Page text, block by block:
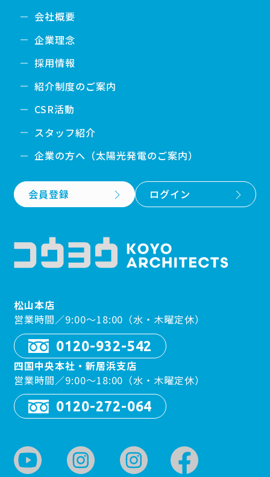
会社概要
企業理念
採用情報
紹介制度のご案内
CSR活動
スタッフ紹介
企業の方へ（太陽光発電のご案内）
会員登録 ログイン
松山本店
営業時間／9:00〜18:00（水・木曜定休）
0120-932-542
四国中央本社・新居浜支店
営業時間／9:00〜18:00（水・木曜定休）
0120-272-064